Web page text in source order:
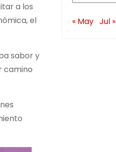
a los
el
sabor y
camino
« May Jul »